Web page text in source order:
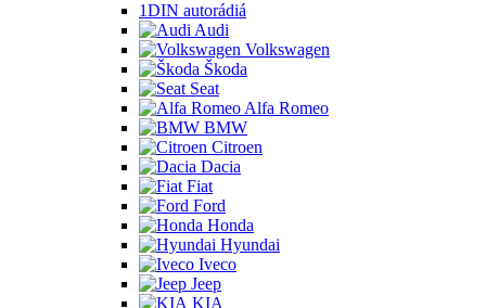
1DIN autorádiá
Audi
Volkswagen
Škoda
Seat
Alfa Romeo
BMW
Citroen
Dacia
Fiat
Ford
Honda
Hyundai
Iveco
Jeep
KIA